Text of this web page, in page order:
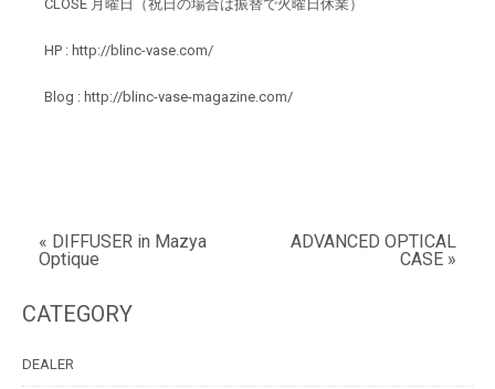
CLOSE 月曜日（祝日の場合は振替で火曜日休業）
HP : http://blinc-vase.com/
Blog : http://blinc-vase-magazine.com/
« DIFFUSER in Mazya
Optique
ADVANCED OPTICAL
CASE »
CATEGORY
DEALER